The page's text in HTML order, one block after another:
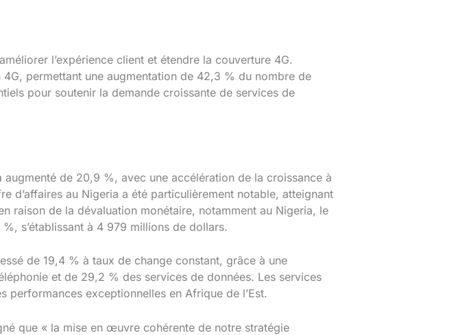
l’expérience client et étendre la couverture 4G.
permettant une augmentation de 42,3 % du nombre de
pour soutenir la demande croissante de services de
de 20,9 %, avec une accélération de la croissance à
d’affaires au Nigeria a été particulièrement notable, atteignant
raison de la dévaluation monétaire, notamment au Nigeria, le
s’établissant à 4 979 millions de dollars.
de 19,4 % à taux de change constant, grâce à une
et de 29,2 % des services de données. Les services
performances exceptionnelles en Afrique de l’Est.
que « la mise en œuvre cohérente de notre stratégie